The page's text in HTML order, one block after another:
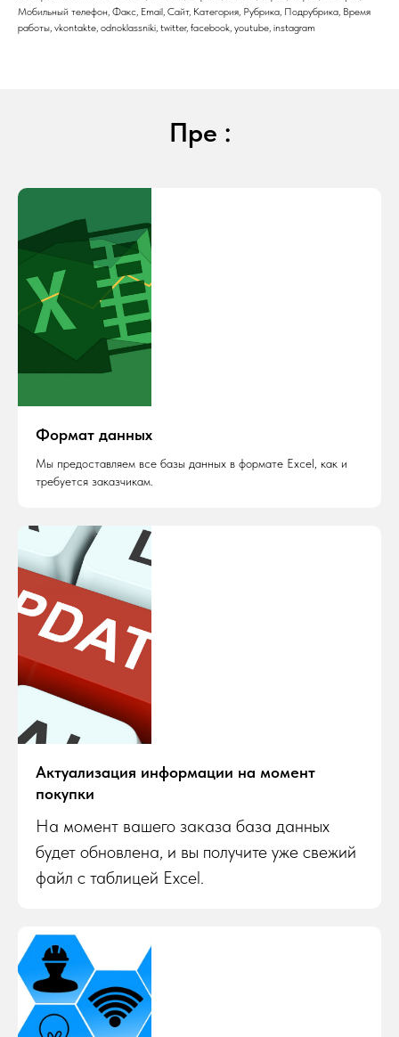
Мобильный телефон, Факс, Email, Сайт, Категория, Рубрика, Подрубрика, Время
работы, vkontakte, odnoklassniki, twitter, facebook, youtube, instagram
Пре :
Формат данных
Мы предоставляем все базы данных в формате Excel, как и
требуется заказчикам.
Актуализация информации на момент
покупки
На момент вашего заказа база данных
будет обновлена, и вы получите уже свежий
файл с таблицей Excel.